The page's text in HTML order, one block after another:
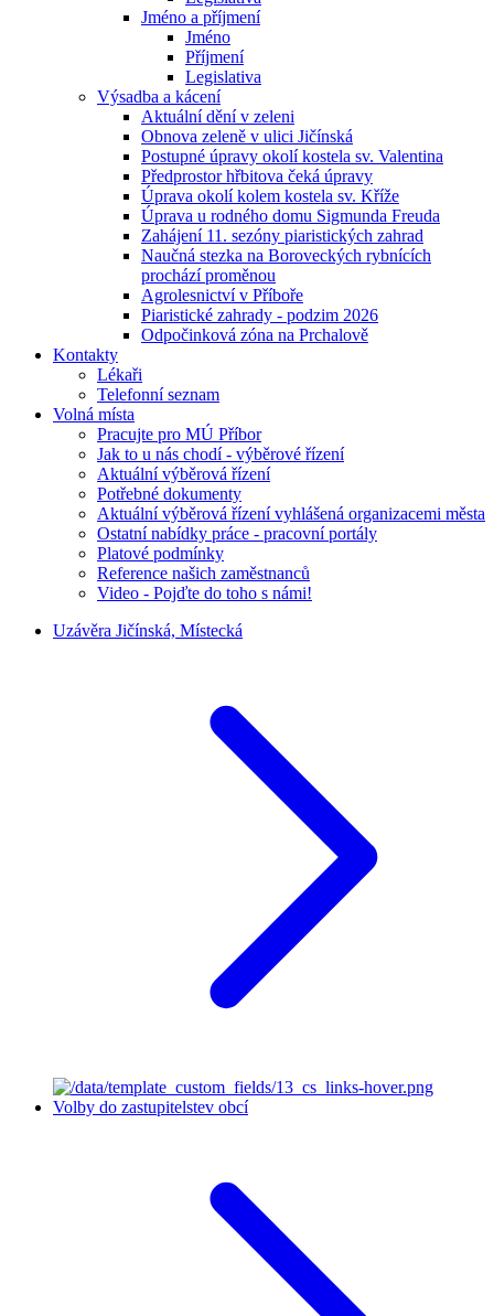
Jméno a příjmení
Jméno
Příjmení
Legislativa
Výsadba a kácení
Aktuální dění v zeleni
Obnova zeleně v ulici Jičínská
Postupné úpravy okolí kostela sv. Valentina
Předprostor hřbitova čeká úpravy
Úprava okolí kolem kostela sv. Kříže
Úprava u rodného domu Sigmunda Freuda
Zahájení 11. sezóny piaristických zahrad
Naučná stezka na Boroveckých rybnících
prochází proměnou
Agrolesnictví v Příboře
Piaristické zahrady - podzim 2026
Odpočinková zóna na Prchalově
Kontakty
Lékaři
Telefonní seznam
Volná místa
Pracujte pro MÚ Příbor
Jak to u nás chodí - výběrové řízení
Aktuální výběrová řízení
Potřebné dokumenty
Aktuální výběrová řízení vyhlášená organizacemi města
Ostatní nabídky práce - pracovní portály
Platové podmínky
Reference našich zaměstnanců
Video - Pojďte do toho s námi!
Uzávěra Jičínská, Místecká
Volby do zastupitelstev obcí